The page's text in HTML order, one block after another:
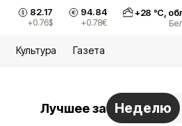
82.17
+0.76$
94.84
+0.78€
+28 °С,
Культура Газета
Лучшее за Неделю